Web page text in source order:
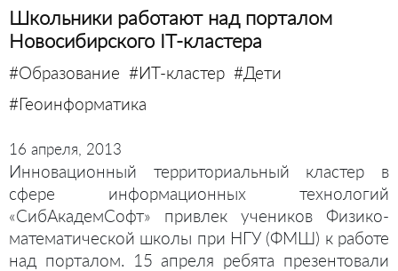
Школьники работают над порталом
Новосибирского IT-кластера
#Образование #ИТ-кластер #Дети
#Геоинформатика
16 апреля, 2013
Инновационный территориальный кластер в
сфере информационных технологий
«СибАкадемСофт» привлек учеников Физико-
математической школы при НГУ (ФМШ) к работе
над порталом. 15 апреля ребята презентовали